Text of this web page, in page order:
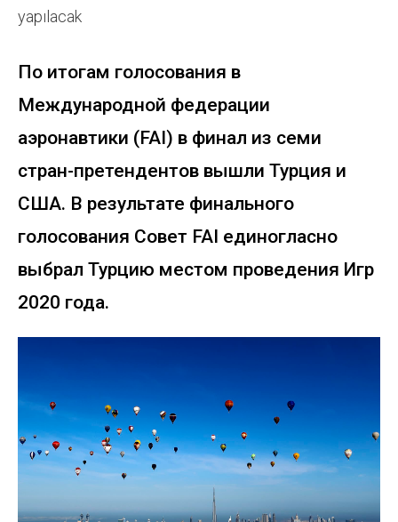
По итогам голосования в
Международной федерации
аэронавтики (FAI) в финал из семи
стран-претендентов вышли Турция и
США. В результате финального
голосования Совет FAI единогласно
выбрал Турцию местом проведения Игр
2020 года.